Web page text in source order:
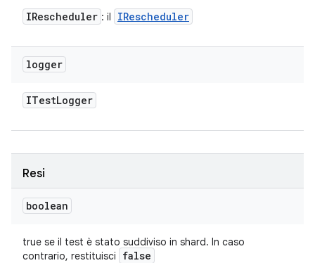
IRescheduler : il IRescheduler
logger
ITestLogger
Resi
boolean
true se il test è stato suddiviso in shard. In caso
contrario, restituisci
false